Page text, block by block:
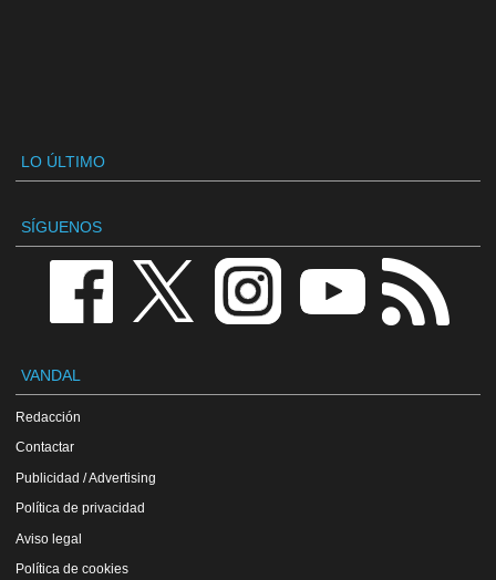
LO ÚLTIMO
SÍGUENOS
VANDAL
Redacción
Contactar
Publicidad / Advertising
Política de privacidad
Aviso legal
Política de cookies